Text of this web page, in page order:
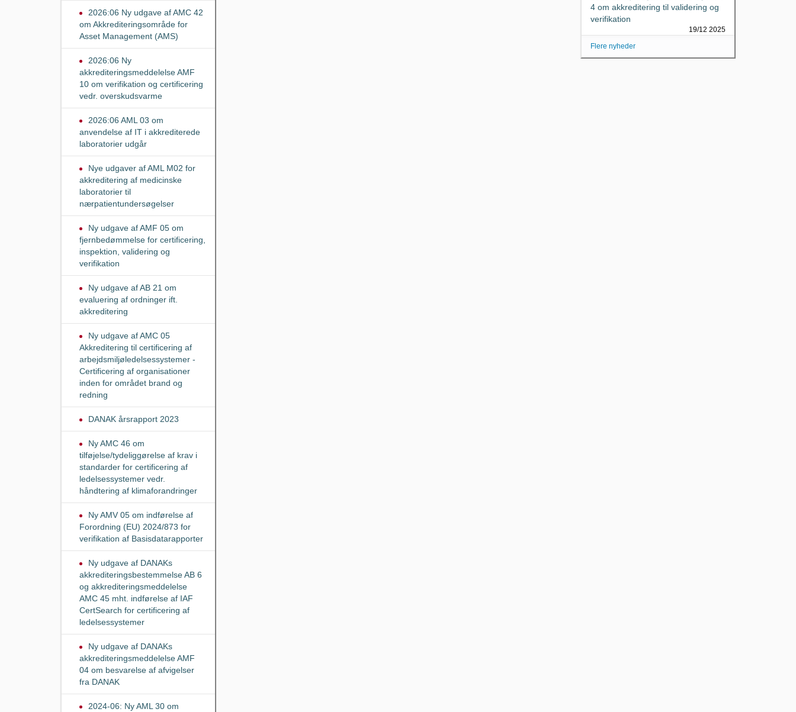
2026:06 Ny udgave af AMC 42
om Akkrediteringsområde for
Asset Management (AMS)
2026:06 Ny
akkrediteringsmeddelelse AMF
10 om verifikation og certificering
vedr. overskudsvarme
2026:06 AML 03 om
anvendelse af IT i akkrediterede
laboratorier udgår
Nye udgaver af AML M02 for
akkreditering af medicinske
laboratorier til
nærpatientundersøgelser
Ny udgave af AMF 05 om
fjernbedømmelse for certificering,
inspektion, validering og
verifikation
Ny udgave af AB 21 om
evaluering af ordninger ift.
akkreditering
Ny udgave af AMC 05
Akkreditering til certificering af
arbejdsmiljøledelsessystemer -
Certificering af organisationer
inden for området brand og
redning
DANAK årsrapport 2023
Ny AMC 46 om
tilføjelse/tydeliggørelse af krav i
standarder for certificering af
ledelsessystemer vedr.
håndtering af klimaforandringer
Ny AMV 05 om indførelse af
Forordning (EU) 2024/873 for
verifikation af Basisdatarapporter
Ny udgave af DANAKs
akkrediteringsbestemmelse AB 6
og akkrediteringsmeddelelse
AMC 45 mht. indførelse af IAF
CertSearch for certificering af
ledelsessystemer
Ny udgave af DANAKs
akkrediteringsmeddelelse AMF
04 om besvarelse af afvigelser
fra DANAK
2024-06: Ny AML 30 om
4 om akkreditering til validering og
verifikation
19/12 2025
Flere nyheder